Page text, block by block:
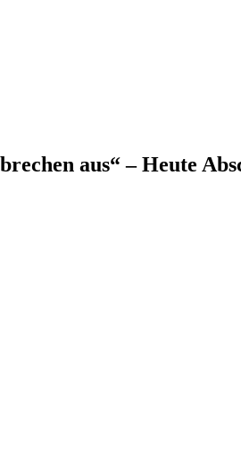
aus“ – Heute